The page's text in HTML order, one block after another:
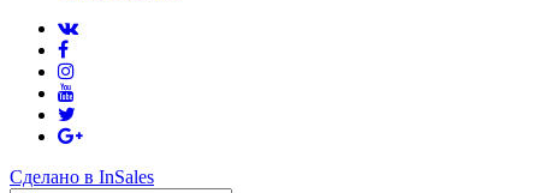
Сделано в InSales